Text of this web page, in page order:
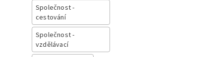
Společnost -
cestování
Společnost -
vzdělávací